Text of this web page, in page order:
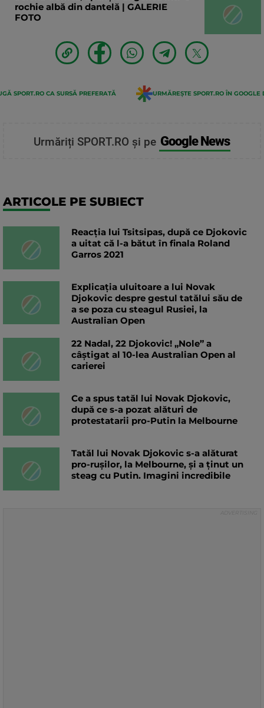
rochie albă din dantelă | GALERIE
FOTO
SPORT.RO CA SURSĂ PREFERATĂ URMĂREȘTE SPORT.RO ÎN GOOGLE
Urmăriți SPORT.RO și pe Google News
ARTICOLE PE SUBIECT
Reacția lui Tsitsipas, după ce Djokovic
a uitat că l-a bătut în finala Roland
Garros 2021
Explicația uluitoare a lui Novak
Djokovic despre gestul tatălui său de
a se poza cu steagul Rusiei, la
Australian Open
22 Nadal, 22 Djokovic! „Nole” a
câștigat al 10-lea Australian Open al
carierei
Ce a spus tatăl lui Novak Djokovic,
după ce s-a pozat alături de
protestatarii pro-Putin la Melbourne
Tatăl lui Novak Djokovic s-a alăturat
pro-rușilor, la Melbourne, și a ținut un
steag cu Putin. Imagini incredibile